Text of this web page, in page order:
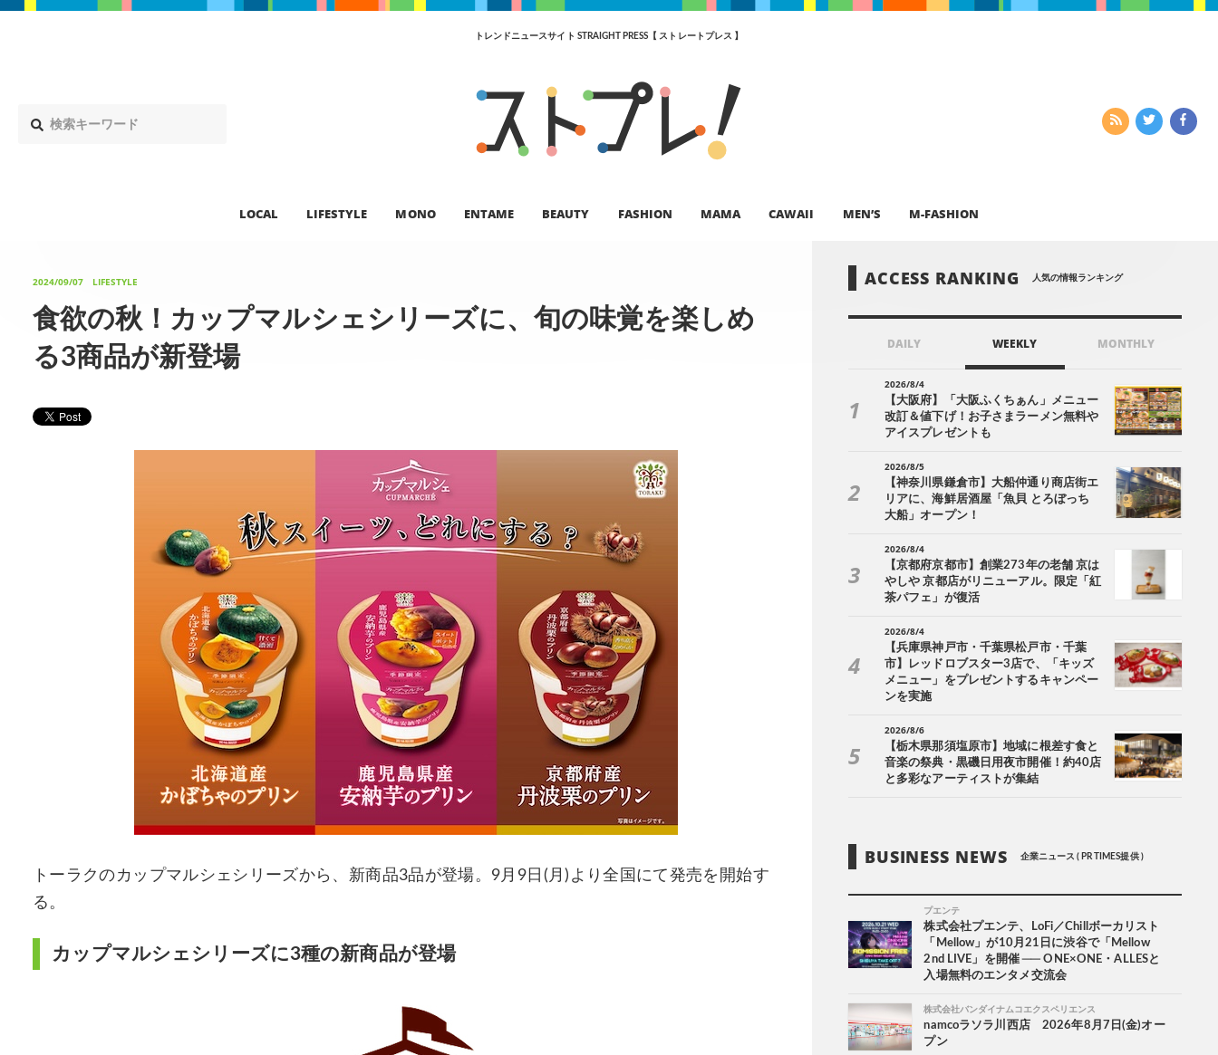
トレンドニュースサイト STRAIGHT PRESS【 ストレートプレス 】
LOCAL LIFESTYLE MONO ENTAME BEAUTY FASHION MAMA CAWAII MEN’S M-FASHION
2024/09/07 LIFESTYLE
食欲の秋！カップマルシェシリーズに、旬の味覚を楽しめ
る3商品が新登場
トーラクのカップマルシェシリーズから、新商品3品が登場。9月9日(月)より全国にて発売を開始す
る。
カップマルシェシリーズに3種の新商品が登場
ACCESS RANKING 人気の情報ランキング
DAILY WEEKLY MONTHLY
2026/8/4
【大阪府】「大阪ふくちぁん」メニュー
改訂＆値下げ！お子さまラーメン無料や
アイスプレゼントも
2026/8/5
【神奈川県鎌倉市】大船仲通り商店街エ
リアに、海鮮居酒屋「魚貝 とろぼっち
大船」オープン！
2026/8/4
【京都府京都市】創業273年の老舗 京は
やしや 京都店がリニューアル。限定「紅
茶パフェ」が復活
2026/8/4
【兵庫県神戸市・千葉県松戸市・千葉
市】レッドロブスター3店で、「キッズ
メニュー」をプレゼントするキャンペー
ンを実施
2026/8/6
【栃木県那須塩原市】地域に根差す食と
音楽の祭典・黒磯日用夜市開催！約40店
と多彩なアーティストが集結
BUSINESS NEWS 企業ニュース ( PR TIMES提供 )
プエンテ
株式会社プエンテ、LoFi／Chillボーカリスト
「Mellow」が10月21日に渋谷で「Mellow
2nd LIVE」を開催 ── ONE×ONE・ALLESと
入場無料のエンタメ交流会
株式会社バンダイナムコエクスペリエンス
namcoラソラ川西店 2026年8月7日(金)オー
プン